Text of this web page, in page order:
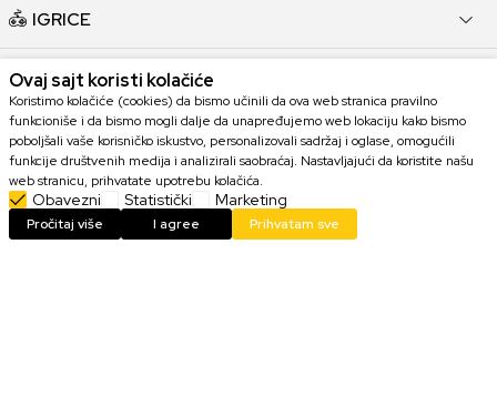
IGRICE
HARDVER
KORISNI LINKOVI
POMOĆ PRI KUPOVINI
Ovaj sajt koristi kolačiće
Koristimo kolačiće (cookies) da bismo učinili da ova web stranica pravilno
funkcioniše i da bismo mogli dalje da unapređujemo web lokaciju kako bismo
poboljšali vaše korisničko iskustvo, personalizovali sadržaj i oglase, omogućili
funkcije društvenih medija i analizirali saobraćaj. Nastavljajući da koristite našu
web stranicu, prihvatate upotrebu kolačića.
Obavezni Statistički Marketing
Pročitaj više I agree Prihvatam sve